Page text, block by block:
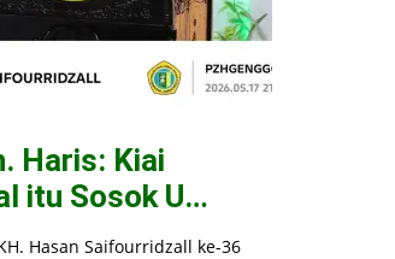
Haris: Kiai
itu Sosok U…
Hasan Saifourridzall ke-36